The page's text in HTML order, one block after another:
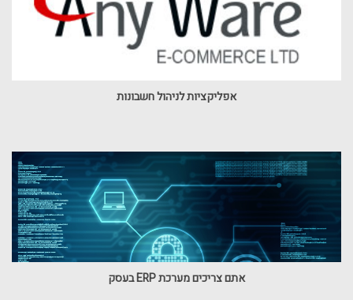
אפליקציות לניהול חשבונות
אתם צריכים מערכת ERP בעסק